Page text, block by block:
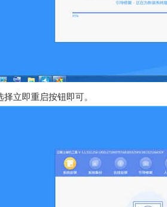
立即重启按钮即可。